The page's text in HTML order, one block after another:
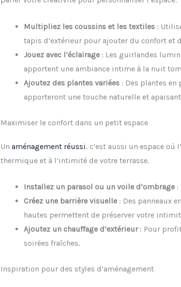
Multipliez les coussins et les textiles:
tapis d’extérieur pour ajouter du confort et
Jouez avec l’éclairage: Les guirlandes
apportent une ambiance intime à la nuit
Ajoutez des plantes variées: Des plantes en
apporteront une touche naturelle et
Maximiser le confort dans un petit espace
Un aménagement réussi, c’est aussi un espace où
thermique et à l’intimité de votre terrasse.
Installez un parasol ou un voile d’ombrage:
Créez une barrière visuelle: Des panneaux
hautes permettent de préserver votre
Ajoutez un chauffage d’extérieur: Pour
soirées fraîches.
Inspiration pour des styles d’aménagement